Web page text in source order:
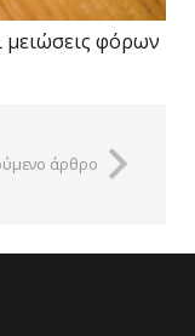
μειώσεις φόρων
άρθρο